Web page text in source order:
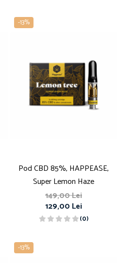
-13%
Pod CBD 85%, HAPPEASE,
Super Lemon Haze
149,00 Lei
129,00 Lei
(0)
-13%